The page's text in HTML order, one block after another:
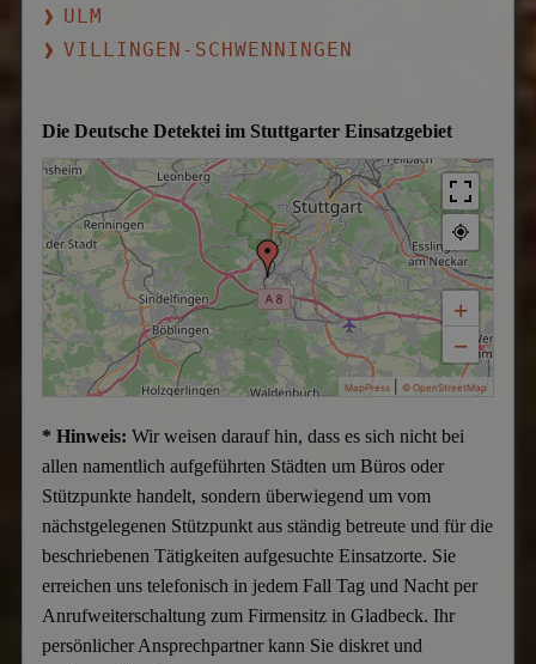
ULM
VILLINGEN-SCHWENNINGEN
Die Deutsche Detektei im Stuttgarter Einsatzgebiet
+
−
MapPress| © OpenStreetMap
* Hinweis: Wir weisen darauf hin, dass es sich nicht bei
allen namentlich aufgeführten Städten um Büros oder
Stützpunkte handelt, sondern überwiegend um vom
nächstgelegenen Stützpunkt aus ständig betreute und für die
beschriebenen Tätigkeiten aufgesuchte Einsatzorte. Sie
erreichen uns telefonisch in jedem Fall Tag und Nacht per
Anrufweiterschaltung zum Firmensitz in Gladbeck. Ihr
persönlicher Ansprechpartner kann Sie diskret und